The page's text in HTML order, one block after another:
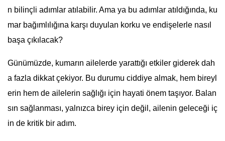
n bilinçli adımlar atılabilir. Ama ya bu adımlar atıldığında, ku
mar bağımlılığına karşı duyulan korku ve endişelerle nasıl
başa çıkılacak?
Günümüzde, kumarın ailelerde yarattığı etkiler giderek dah
a fazla dikkat çekiyor. Bu durumu ciddiye almak, hem bireyl
erin hem de ailelerin sağlığı için hayati önem taşıyor. Balan
sın sağlanması, yalnızca birey için değil, ailenin geleceği iç
in de kritik bir adım.